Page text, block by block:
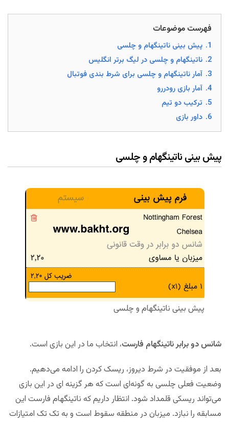
فهرست موضوعات
1. پیش بینی ناتینگهام و چلسی
2. ناتینگهام و چلسی در لیگ برتر انگلیس
3. آمار ناتینگهام و چلسی برای شرط بندی فوتبال
4. آمار بازی رودررو
5. ترکیب دو تیم
6. داور بازی
پیش بینی ناتینگهام و چلسی
پیش بینی ناتینگهام و چلسی
شانس دو برابر ناتینگهام فارست، انتخاب ما در این بازی است.
بعد از موفقیت در شرط دیروز، ریسک کردن را ادامه می‌دهیم.
وضعیت فعلی چلسی به گونه‌ای است که هر گزینه ای در این بازی
می‌تواند ریسکی قلمداد شود. انتظار داریم که ناتینگهام فارست این
مسابقه را نبازد. میزبان در منطقه سقوط است و به تک تک امتیازات